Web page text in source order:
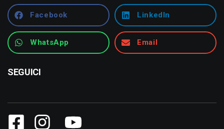
Facebook LinkedIn
WhatsApp Email
SEGUICI